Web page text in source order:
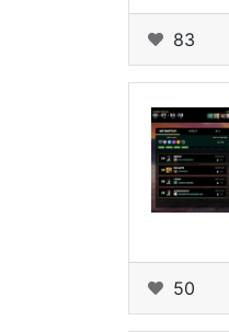
83
50